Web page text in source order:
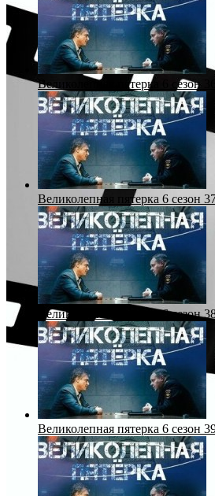
Великолепная пятерка 6 сезон
Великолепная пятерка 6 сезон
Великолепная пятерка 6 сезон 38
Великолепная пятерка 6 сезон